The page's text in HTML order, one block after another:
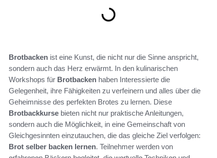
Brotbacken ist eine Kunst, die nicht nur die Sinne anspricht,
sondern auch das Herz erwärmt. In den kulinarischen
Workshops für Brotbacken haben Interessierte die
Gelegenheit, ihre Fähigkeiten zu verfeinern und alles über die
Geheimnisse des perfekten Brotes zu lernen. Diese
Brotbackkurse bieten nicht nur praktische Anleitungen,
sondern auch die Möglichkeit, in eine Gemeinschaft von
Gleichgesinnten einzutauchen, die das gleiche Ziel verfolgen:
Brot selber backen lernen. Teilnehmer werden von